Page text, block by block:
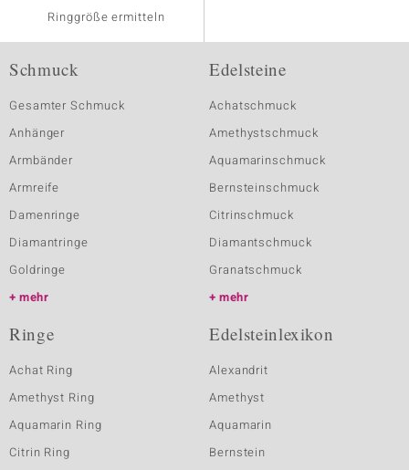
Ringgröße ermitteln
Schmuck
Gesamter Schmuck
Anhänger
Armbänder
Armreife
Damenringe
Diamantringe
Goldringe
mehr
Edelsteine
Achatschmuck
Amethystschmuck
Aquamarinschmuck
Bernsteinschmuck
Citrinschmuck
Diamantschmuck
Granatschmuck
mehr
Ringe
Achat Ring
Amethyst Ring
Aquamarin Ring
Citrin Ring
Edelsteinlexikon
Alexandrit
Amethyst
Aquamarin
Bernstein